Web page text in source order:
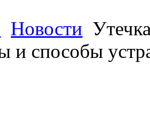
Новости
и способы